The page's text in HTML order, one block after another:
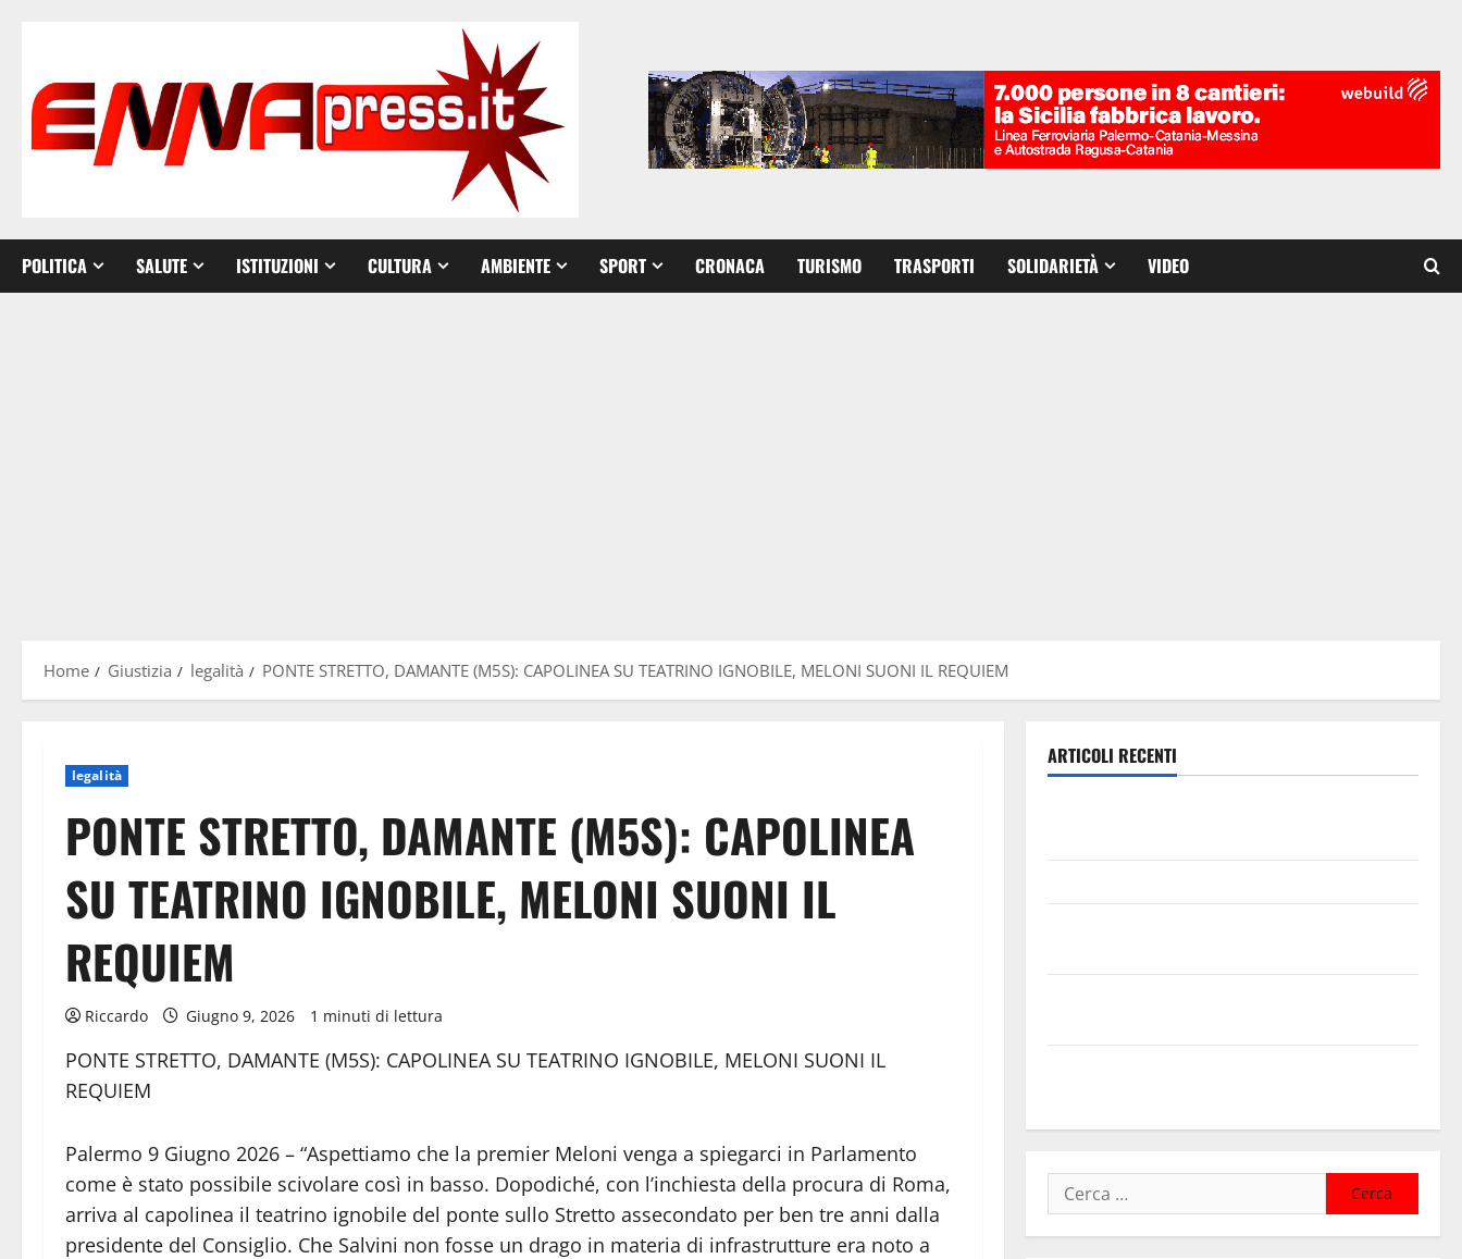
POLITICA SALUTE ISTITUZIONI CULTURA AMBIENTE SPORT CRONACA TURISMO TRASPORTI SOLIDARIETÀ VIDEO
Home Giustizia legalità PONTE STRETTO, DAMANTE (M5S): CAPOLINEA SU TEATRINO IGNOBILE, MELONI SUONI IL REQUIEM
legalità
PONTE STRETTO, DAMANTE (M5S): CAPOLINEA
SU TEATRINO IGNOBILE, MELONI SUONI IL
REQUIEM
Riccardo Giugno 9, 2026 1 minuti di lettura
PONTE STRETTO, DAMANTE (M5S): CAPOLINEA SU TEATRINO IGNOBILE, MELONI SUONI IL
REQUIEM
Palermo 9 Giugno 2026 – “Aspettiamo che la premier Meloni venga a spiegarci in Parlamento
come è stato possibile scivolare così in basso. Dopodiché, con l’inchiesta della procura di Roma,
arriva al capolinea il teatrino ignobile del ponte sullo Stretto assecondato per ben tre anni dalla
presidente del Consiglio. Che Salvini non fosse un drago in materia di infrastrutture era noto a
ARTICOLI RECENTI
Ricerca
per: